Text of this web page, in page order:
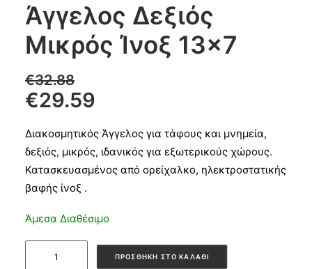
Products
search
CART
Άγγελος Δεξιός
Μικρός Ίνοξ 13×7
€32.88
€29.59
Διακοσμητικός Άγγελος για τάφους και μνημεία,
δεξιός, μικρός, ιδανικός για εξωτερικούς χώρους.
Κατασκευασμένος από ορείχαλκο, ηλεκτροστατικής
βαφής ίνοξ .
Άμεσα Διαθέσιμο
ΠΡΟΣΘΉΚΗ ΣΤΟ ΚΑΛΆΘΙ